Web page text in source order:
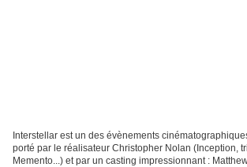
Interstellar est un des évènements
porté par le réalisateur Christopher Nolan (Inception,
Memento...) et par un casting impressionnant :